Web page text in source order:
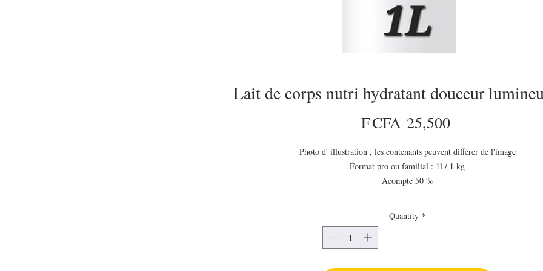
Lait de corps nutri hydratant douceur
F CFA 25,500Price
Photo d' illustration , les contenants peuvent différer de l'image
Format pro ou familial : 1l / 1 kg
Acompte 50 %
avec un total de 3 l )
Ce Lait de corps est formulé pour faire du bien à votre peau . Ses ingrédients
votre peau .
Quantity *